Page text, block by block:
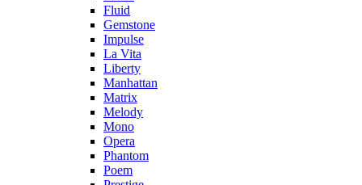
Fluid
Gemstone
Impulse
La Vita
Liberty
Manhattan
Matrix
Melody
Mono
Opera
Phantom
Poem